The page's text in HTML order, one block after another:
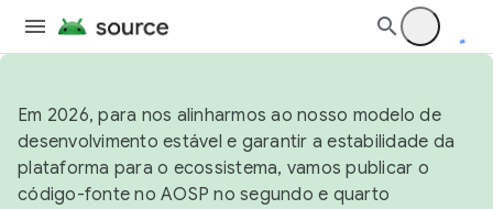
Em 2026, para nos alinharmos ao nosso modelo de
desenvolvimento estável e garantir a estabilidade da
plataforma para o ecossistema, vamos publicar o
código-fonte no AOSP no segundo e quarto